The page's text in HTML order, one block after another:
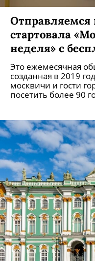
Отправляемся
стартовала
неделя» с
Это ежемесячная
созданная в 2019
москвичи и гости
посетить более 90